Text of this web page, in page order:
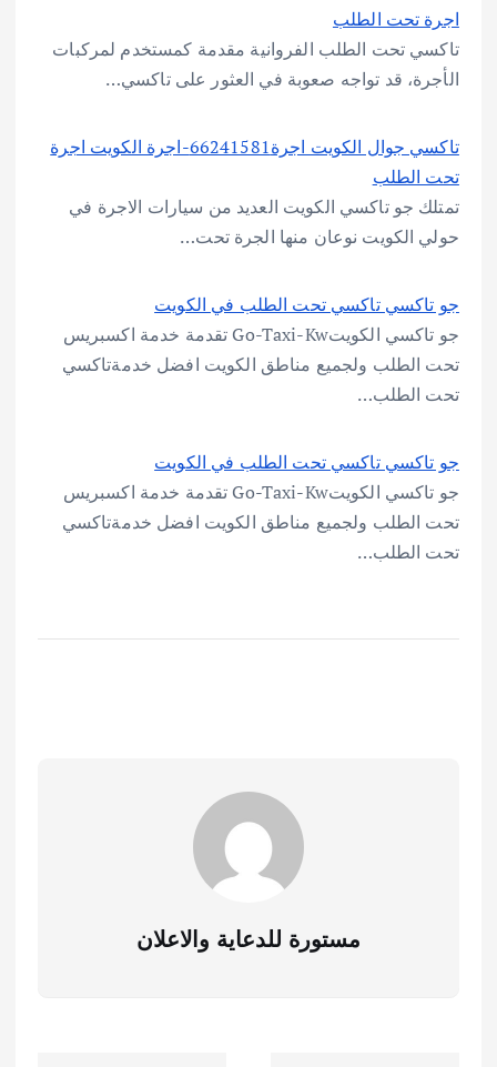
اجرة تحت الطلب
تاكسي تحت الطلب الفروانية مقدمة كمستخدم لمركبات
الأجرة، قد تواجه صعوبة في العثور على تاكسي…
تاكسي جوال الكويت اجرة66241581-اجرة الكويت اجرة
تحت الطلب
تمتلك جو تاكسي الكويت العديد من سيارات الاجرة في
حولي الكويت نوعان منها الجرة تحت…
جو تاكسي تاكسي تحت الطلب في الكويت
جو تاكسي الكويتGo-Taxi-Kw تقدمة خدمة اكسبريس
تحت الطلب ولجميع مناطق الكويت افضل خدمةتاكسي
تحت الطلب…
جو تاكسي تاكسي تحت الطلب في الكويت
جو تاكسي الكويتGo-Taxi-Kw تقدمة خدمة اكسبريس
تحت الطلب ولجميع مناطق الكويت افضل خدمةتاكسي
تحت الطلب…
مستورة للدعاية والاعلان